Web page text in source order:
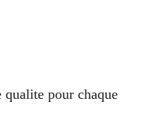
qualite pour chaque